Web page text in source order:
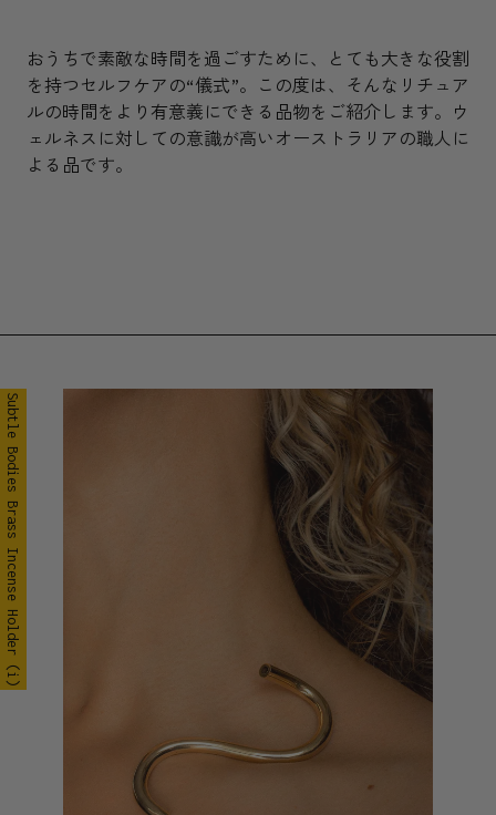
おうちで素敵な時間を過ごすために、とても大きな役割
を持つセルフケアの“儀式”。この度は、そんなリチュア
ルの時間をより有意義にできる品物をご紹介します。ウ
ェルネスに対しての意識が高いオーストラリアの職人に
よる品です。
Subtle Bodies Brass Incense Holder (i)